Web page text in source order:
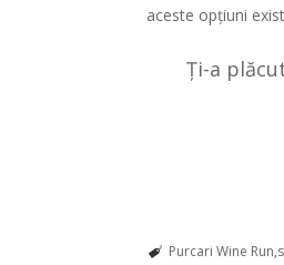
aceste opțiuni
Ți-a
Purcari Wine Run